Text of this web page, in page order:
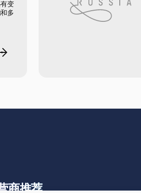
变
多
商推荐